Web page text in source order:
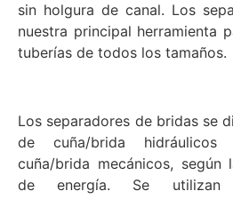
sin holgura de canal. Los
nuestra principal herramienta
tuberías de todos los tamaños.
Los separadores de bridas se
de cuña/brida
cuña/brida mecánicos, según
de energía. Se utilizan